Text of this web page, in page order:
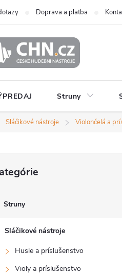
Doprava a platba
Struny
Sláčikové nástroje Violončelá a
Struny
Sláčikové nástroje
Husle a príslušenstvo
Violy a príslušenstvo